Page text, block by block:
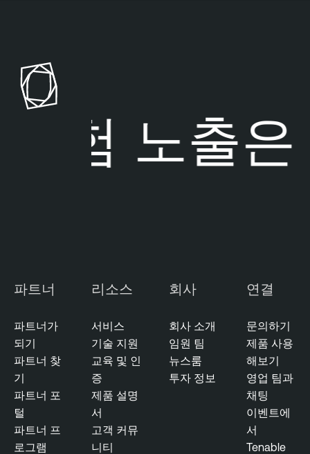
험 노출은
파트너
파트너가
되기
파트너 찾
기
파트너 포
털
파트너 프
로그램
리소스
서비스
기술 지원
교육 및 인
증
제품 설명
서
고객 커뮤
니티
회사
회사 소개
임원 팀
뉴스룸
투자 정보
연결
문의하기
제품 사용
해보기
영업 팀과
채팅
이벤트에
서
Tenable